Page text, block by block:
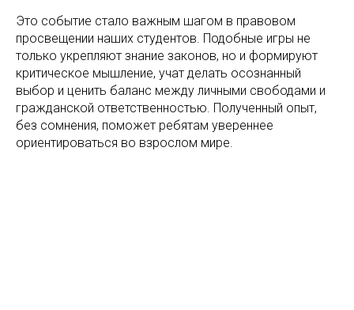
Это событие стало важным шагом в правовом
просвещении наших студентов. Подобные игры не
только укрепляют знание законов, но и формируют
критическое мышление, учат делать осознанный
выбор и ценить баланс между личными свободами и
гражданской ответственностью. Полученный опыт,
без сомнения, поможет ребятам увереннее
ориентироваться во взрослом мире.